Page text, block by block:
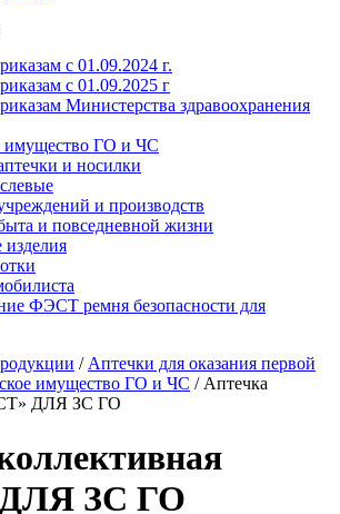
с 01.09.2024 г.
с 01.09.2025 г
Министерства здравоохранения
имущество ГО и ЧС
и носилки
и производств
и повседневной жизни
ФЭСТ ремня безопасности для
/ Аптечки для оказания первой
имущество ГО и ЧС / Аптечка
ДЛЯ ЗС ГО
ЗС ГО